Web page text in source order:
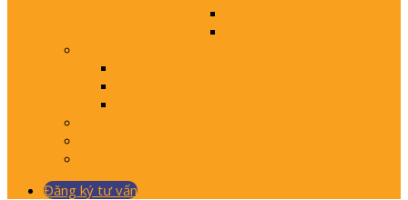
Đăng ký tư vấn